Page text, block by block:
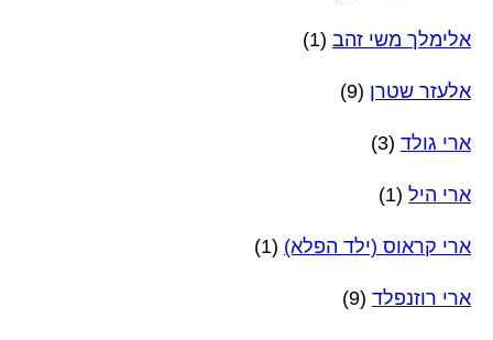
אלימלך משי זהב (1)
אלעזר שטרן (9)
ארי גולד (3)
ארי היל (1)
ארי קראוס (ילד הפלא) (1)
ארי רוזנפלד (9)